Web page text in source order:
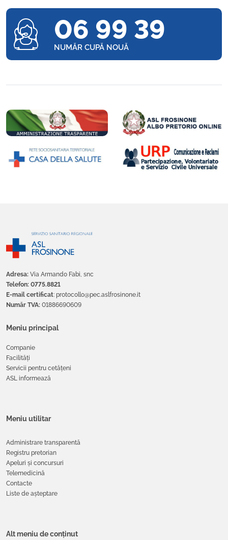
06 99 39
NUMĂR CUPĂ NOUĂ
Adresa: Via Armando Fabi, snc
Telefon: 0775.8821
E-mail certificat: protocollo@pec.aslfrosinone.it
Număr TVA: 01886690609
Meniu principal
Companie
Facilități
Servicii pentru cetățeni
ASL informează
Meniu utilitar
Administrare transparentă
Registru pretorian
Apeluri și concursuri
Telemedicină
Contacte
Liste de așteptare
Alt meniu de conținut